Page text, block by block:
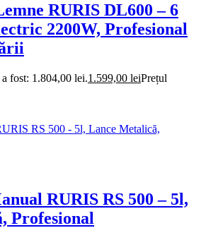
RURIS DL600 – 6
2200W, Profesional
fost: 1.804,00 lei.1.599,00 leiPrețul
RURIS RS 500 – 5l,
Profesional